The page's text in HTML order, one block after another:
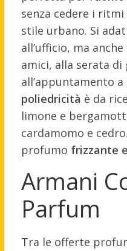
senza cedere i
stile urbano. Si
all’ufficio, ma
amici, alla serata di
all’appuntamento
poliedricità è da
limone e
cardamomo e
profumo frizzante
Armani
Parfum
Tra le offerte